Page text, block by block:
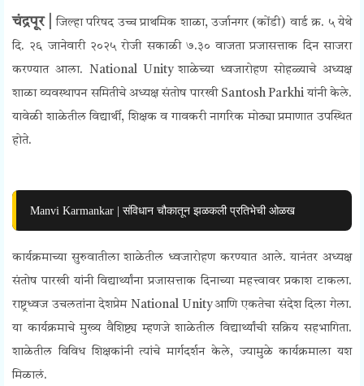
चंद्रपूर |
जिल्हा परिषद उच्च प्राथमिक शाळा, उर्जानगर (कोंडी) वार्ड क्र. ५ येथे
दि. २६ जानेवारी २०२५ रोजी सकाळी ७.३० वाजता प्रजासत्ताक दिन साजरा
करण्यात आला. National Unityशाळेच्या ध्वजारोहण सोहळ्याचे अध्यक्ष
शाळा व्यवस्थापन समितीचे अध्यक्ष संतोष पारखी Santosh Parkhi यांनी केले.
यावेळी शाळेतील विद्यार्थी, शिक्षक व गावकरी नागरिक मोठ्या प्रमाणात उपस्थित
होते.
Manvi Karmankar | संविधान चौकातून झळकली प्रतिभेची ओळख
कार्यक्रमाच्या सुरुवातीला शाळेतील ध्वजारोहण करण्यात आले. यानंतर अध्यक्ष
संतोष पारखी यांनी विद्यार्थ्यांना प्रजासत्ताक दिनाच्या महत्त्वावर प्रकाश टाकला.
राष्ट्रध्वज उचलतांना देशप्रेम National Unityआणि एकतेचा संदेश दिला गेला.
या कार्यक्रमाचे मुख्य वैशिष्ट्य म्हणजे शाळेतील विद्यार्थ्यांची सक्रिय सहभागिता.
शाळेतील विविध शिक्षकांनी त्यांचे मार्गदर्शन केले, ज्यामुळे कार्यक्रमाला यश
मिळालं.